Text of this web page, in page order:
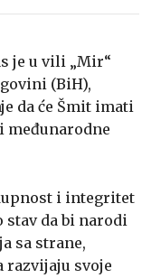
je u vili „Mir“
(BiH),
da će Šmit imati
međunarodne
i integritet
stav da bi narodi
sa strane,
razvijaju svoje